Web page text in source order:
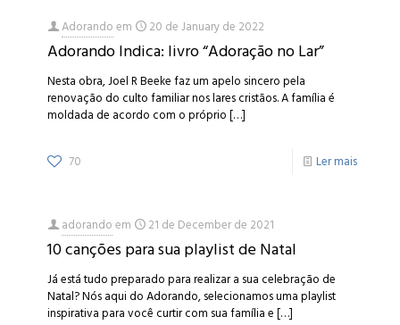
Adorandoem 20 de January de 2022
Adorando Indica: livro “Adoração no Lar”
Nesta obra, Joel R Beeke faz um apelo sincero pela
renovação do culto familiar nos lares cristãos. A família é
moldada de acordo com o próprio[…]
70 Ler mais
adorandoem 21 de December de 2021
10 canções para sua playlist de Natal
Já está tudo preparado para realizar a sua celebração de
Natal? Nós aqui do Adorando, selecionamos uma playlist
inspirativa para você curtir com sua família e[…]